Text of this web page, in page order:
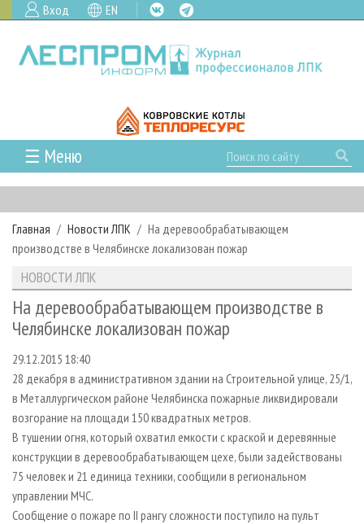
Вход EN
☰ Меню
ГЛАВНАЯ
РУБРИКИ И ТЕМЫ
РУБРИКИ ЖУРНАЛА
ЛЕСОЗАГОТОВКА
ЛЕСОПИЛЕНИЕ
СУШКА ДРЕВЕСИНЫ
ПРОИЗВОДСТВО ДРЕВЕСНЫХ ПЛИТ
ДЕРЕВЯННОЕ ДОМОСТРОЕНИЕ
ПРОИЗВОДСТВО МЕБЕЛИ
БИОЭНЕРГЕТИКА
ЦБП
НОВОСТИ
НОВОСТИ ЛПК
НОВОСТИ ЖУРНАЛА
ПРОЕКТЫ ЛПИ
АНАЛИТИКА
ПРЕДПРИЯТИЯ ЛПК
ПЕРСОНЫ
МОБИЛЬНЫЕ ВЫСТАВКИ
ОФИЦИАЛЬНЫЕ ДЕЛЕГАЦИИ
ПРИОРИТЕТНЫЕ ИНВЕСТПРОЕКТЫ
RUSSIAN FORESTRY REVIEW
ГАЗЕТА ЛЕСПРОМФОРУМ
АРХИВ ЖУРНАЛОВ
О ЖУРНАЛЕ
ПОДПИСКА
КОНТАКТЫ
РЕКЛАМОДАТЕЛЯМ
РЕКЛАМА
РЕКЛАМА НА САЙТЕ
Главная Новости ЛПК
На деревообрабатывающем
производстве в Челябинске локализован пожар
НОВОСТИ ЛПК
На деревообрабатывающем производстве в
Челябинске локализован пожар
29.12.2015 18:40
28 декабря в административном здании на Строительной улице, 25/1,
в Металлургическом районе Челябинска пожарные ликвидировали
возгорание на площади 150 квадратных метров.
В тушении огня, который охватил емкости с краской и деревянные
конструкции в деревообрабатывающем цехе, были задействованы
75 человек и 21 единица техники, сообщили в региональном
управлении МЧС.
Сообщение о пожаре по II рангу сложности поступило на пульт